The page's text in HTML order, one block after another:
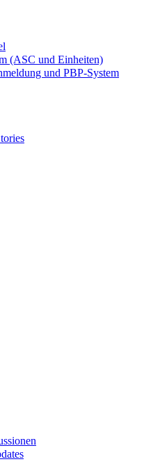
(ASC und Einheiten)
und PBP-System